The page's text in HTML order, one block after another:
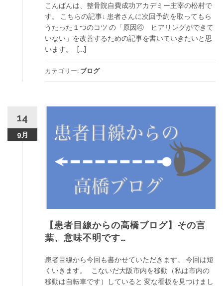
こんばんは、整骨院自費成功アカデミー主宰の松村で
す。 こちらの記事↓ 患者さんに次回予約を取ってもら
うたった１つのコツ の「原因④ ヒアリングができて
いない」を改善するための記事を書いていきたいと思
います。 […]
カテゴリー: ブログ
14
9月
【患者目線からの高橋ブログ】その言
葉、意味不明です…
患者目線から今回も書かせていただきます。 今回は短
くいきます。 こないだ大阪市内を移動（私は市内の
移動は自転車です）していると 変な看板を見つけまし